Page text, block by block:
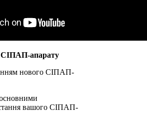
СІПАП-апарату
нового СІПАП-
вашого СІПАП-